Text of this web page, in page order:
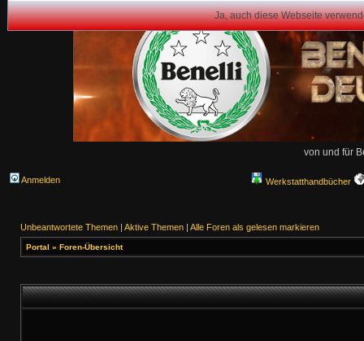
Ja, auch diese Webseite
von und für
Anmelden Werkstatthandbücher
Unbeantwortete Themen | Aktive Themen | Alle Foren als gelesen markieren
Portal » Foren-Übersicht